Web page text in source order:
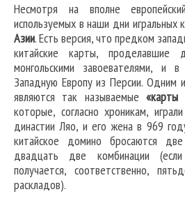
Несмотря на вполне
используемых в наши дни игральных
Азии. Есть версия, что предком
китайские карты, проделавшие
монгольскими завоевателями,
Западную Европу из Персии. Одним
являются так называемые«карты
которые, согласно хроникам,
династии Ляо, и его жена в 969
китайское домино бросаются
двадцать две комбинации
получается, соответственно,
раскладов).